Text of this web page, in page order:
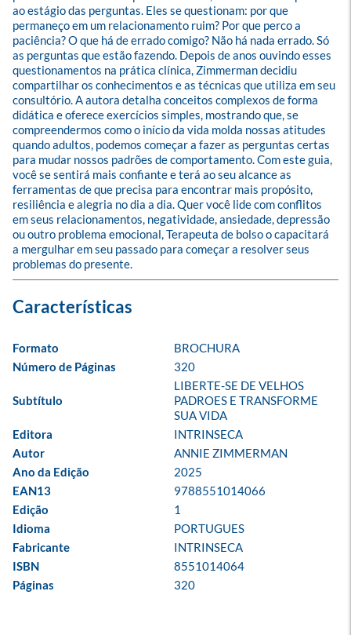
ao estágio das perguntas. Eles se questionam: por que
permaneço em um relacionamento ruim? Por que perco a
paciência? O que há de errado comigo? Não há nada errado. Só
as perguntas que estão fazendo. Depois de anos ouvindo esses
questionamentos na prática clínica, Zimmerman decidiu
compartilhar os conhecimentos e as técnicas que utiliza em seu
consultório. A autora detalha conceitos complexos de forma
didática e oferece exercícios simples, mostrando que, se
compreendermos como o início da vida molda nossas atitudes
quando adultos, podemos começar a fazer as perguntas certas
para mudar nossos padrões de comportamento. Com este guia,
você se sentirá mais confiante e terá ao seu alcance as
ferramentas de que precisa para encontrar mais propósito,
resiliência e alegria no dia a dia. Quer você lide com conflitos
em seus relacionamentos, negatividade, ansiedade, depressão
ou outro problema emocional, Terapeuta de bolso o capacitará
a mergulhar em seu passado para começar a resolver seus
problemas do presente.
Formato
BROCHURA
Número de Páginas
320
Subtítulo
LIBERTE-SE DE VELHOS
PADROES E TRANSFORME
SUA VIDA
Editora
INTRINSECA
Autor
ANNIE ZIMMERMAN
Ano da Edição
2025
EAN13
9788551014066
Edição
1
Idioma
PORTUGUES
Fabricante
INTRINSECA
ISBN
8551014064
Páginas
320